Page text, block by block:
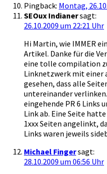
Pingback: Montag,
SEOux Indianersagt:
26.10.2009 um 22:21 Uhr
Hi Martin, wie IMMER
Artikel. Danke für die
eine tolle compilation
Linknetzwerk mit einer
gesehen, dass alle
untereinander
eingehende PR 6 Links
Link ab. Eine Seite
1xxx Seiten angelinkt,
Links waren jeweils
Michael Fingersagt:
28.10.2009 um 06:56 Uhr